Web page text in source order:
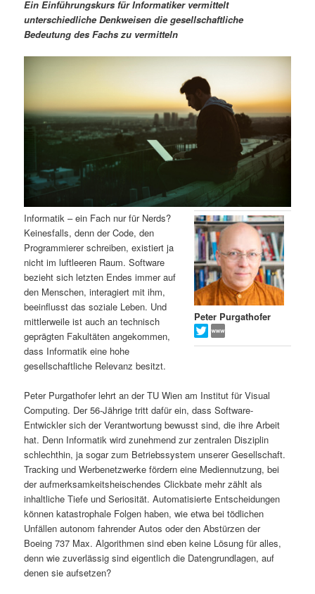
ä
r
n
n
l
t
s
p
r
i
n
g
e
n
n
d
r
n
h
a
l
t
s
p
r
i
n
g
e
n
a
v
i
o
Ein Einführungskurs für Informatiker vermittelt
unterschiedliche Denkweisen die gesellschaftliche
Bedeutung des Fachs zu vermitteln
Peter Purgathofer
Informatik – ein Fach nur für Nerds?
Keinesfalls, denn der Code, den
Programmierer schreiben, existiert ja
nicht im luftleeren Raum. Software
bezieht sich letzten Endes immer auf
den Menschen, interagiert mit ihm,
beeinflusst das soziale Leben. Und
mittlerweile ist auch an technisch
geprägten Fakultäten angekommen,
dass Informatik eine hohe
gesellschaftliche Relevanz besitzt.
Peter Purgathofer lehrt an der TU Wien am Institut für Visual
Computing. Der 56-Jährige tritt dafür ein, dass Software-
Entwickler sich der Verantwortung bewusst sind, die ihre Arbeit
hat. Denn Informatik wird zunehmend zur zentralen Disziplin
schlechthin, ja sogar zum Betriebssystem unserer Gesellschaft.
Tracking und Werbenetzwerke fördern eine Mediennutzung, bei
der aufmerksamkeitsheischendes Clickbate mehr zählt als
inhaltliche Tiefe und Seriosität. Automatisierte Entscheidungen
können katastrophale Folgen haben, wie etwa bei tödlichen
Unfällen autonom fahrender Autos oder den Abstürzen der
Boeing 737 Max. Algorithmen sind eben keine Lösung für alles,
denn wie zuverlässig sind eigentlich die Datengrundlagen, auf
denen sie aufsetzen?